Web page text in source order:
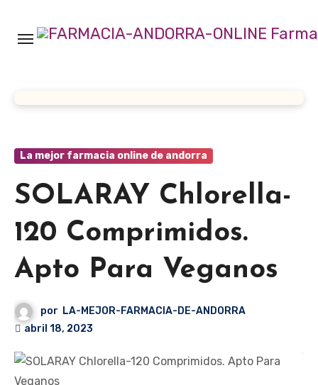
contenido
La mejor farmacia online de andorra
SOLARAY Chlorella-
120 Comprimidos.
Apto Para Veganos
por LA-MEJOR-FARMACIA-DE-ANDORRA
abril 18, 2023